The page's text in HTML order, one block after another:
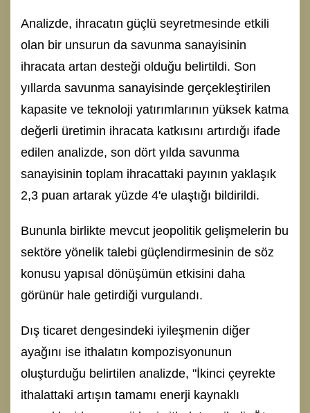
Analizde, ihracatın güçlü seyretmesinde etkili
olan bir unsurun da savunma sanayisinin
ihracata artan desteği olduğu belirtildi. Son
yıllarda savunma sanayisinde gerçekleştirilen
kapasite ve teknoloji yatırımlarının yüksek katma
değerli üretimin ihracata katkısını artırdığı ifade
edilen analizde, son dört yılda savunma
sanayisinin toplam ihracattaki payının yaklaşık
2,3 puan artarak yüzde 4'e ulaştığı bildirildi.
Bununla birlikte mevcut jeopolitik gelişmelerin bu
sektöre yönelik talebi güçlendirmesinin de söz
konusu yapısal dönüşümün etkisini daha
görünür hale getirdiği vurgulandı.
Dış ticaret dengesindeki iyileşmenin diğer
ayağını ise ithalatın kompozisyonunun
oluşturduğu belirtilen analizde, "İkinci çeyrekte
ithalattaki artışın tamamı enerji kaynaklı